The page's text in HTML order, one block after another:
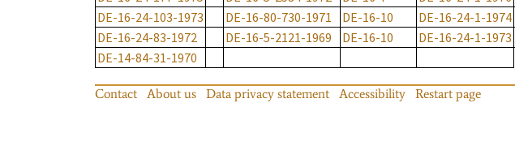
DE-16-24-103-1973
DE-16-80-730-1971 DE-16-10 DE-16-24-1-1974
DE-16-24-83-1972
DE-16-5-2121-1969 DE-16-10 DE-16-24-1-1973
DE-14-84-31-1970
Contact About us Data privacy statement Accessibility Restart page